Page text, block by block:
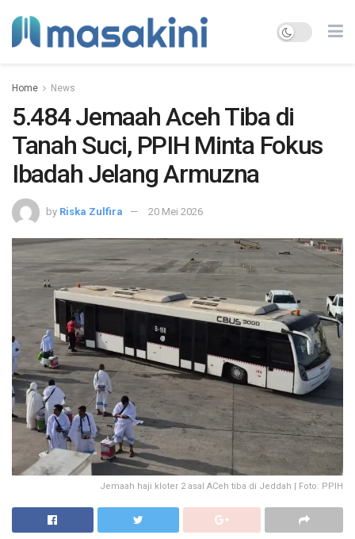
Home News
5.484 Jemaah Aceh Tiba di
Tanah Suci, PPIH Minta Fokus
Ibadah Jelang Armuzna
by Riska Zulfira 20 Mei 2026
Jemaah haji kloter 2 asal ACeh tiba di Jeddah | Foto: PPIH